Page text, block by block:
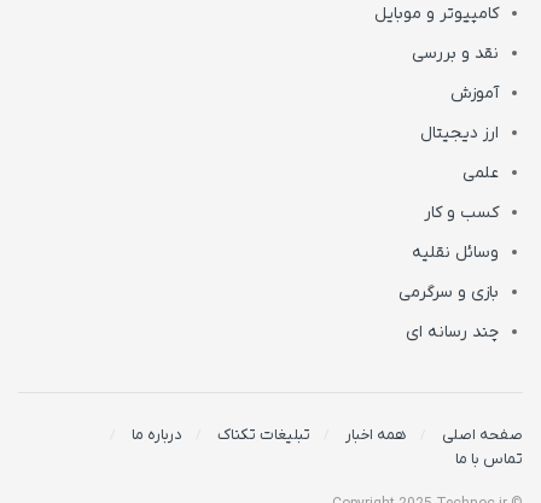
کامپیوتر و موبایل
نقد و بررسی
آموزش
ارز دیجیتال
علمی
کسب و کار
وسائل نقلیه
بازی و سرگرمی
چند رسانه ای
صفحه اصلی همه اخبار تبلیغات تکناک
درباره ما
تماس با ما